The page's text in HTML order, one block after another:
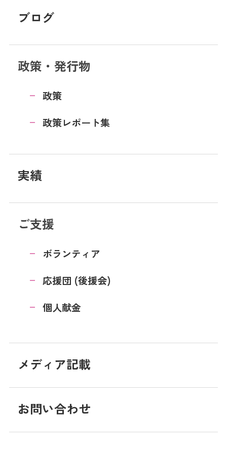
ブログ
政策・発行物
政策
政策レポート集
実績
ご支援
ボランティア
応援団 (後援会)
個人献金
メディア記載
お問い合わせ